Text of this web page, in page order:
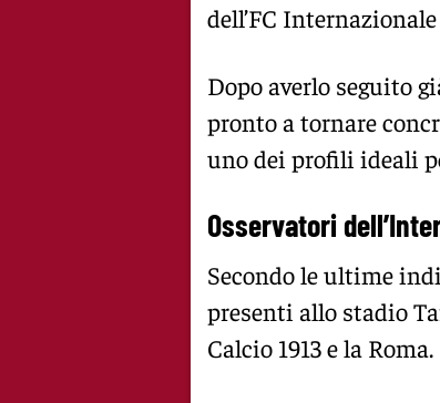
dell’FC
Dopo averlo seguito
pronto a tornare
uno dei profili ideali
Osservatori
Secondo le ultime
presenti allo stadio
Calcio 1913e la Roma.